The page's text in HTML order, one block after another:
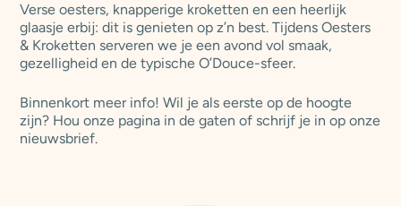
Verse oesters, knapperige kroketten en een heerlijk
glaasje erbij: dit is genieten op z’n best. Tijdens Oesters
& Kroketten serveren we je een avond vol smaak,
gezelligheid en de typische O’Douce-sfeer.
Binnenkort meer info! Wil je als eerste op de hoogte
zijn? Hou onze pagina in de gaten of schrijf je in op onze
nieuwsbrief.